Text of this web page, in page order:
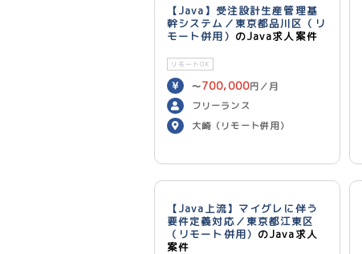
【Java】受注設計生産管理基
幹システム／東京都品川区（リ
モート併用） のJava求人案件
リモートOK
〜700,000円／月
フリーランス
大崎（リモート併用）
【Java上流】マイグレに伴う
要件定義対応／東京都江東区
（リモート併用） のJava求人
案件